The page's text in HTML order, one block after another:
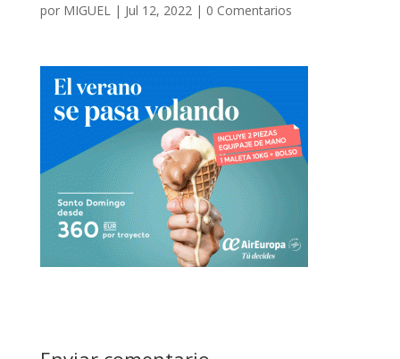
por MIGUEL| Jul 12, 2022| 0 Comentarios